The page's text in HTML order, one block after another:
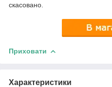
скасовано.
Приховати
Характеристики